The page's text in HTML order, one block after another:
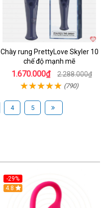
Chày rung PrettyLove Skyler 10
chế độ mạnh mẽ
1.670.000₫ 2.288.000₫
(790)
4 5
-29%
Hot
4.8